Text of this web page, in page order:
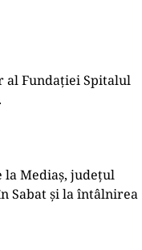
al Fundației Spitalul
la Mediaș, județul
Sabat și la întâlnirea